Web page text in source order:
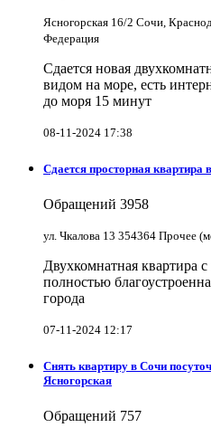
Ясногорская 16/2 Сочи,
Федерация
Сдается новая
видом на море, есть
до моря 15 минут
08-11-2024 17:38
Сдается просторная квартира
Обращений 3958
ул. Чкалова 13 354364 Прочее
Двухкомнатная квартира
полностью
города
07-11-2024 12:17
Снять квартиру в Cочи
Ясногорская
Обращений 757